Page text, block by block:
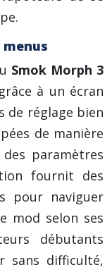
Smok Morph 3
à un écran
de réglage bien
de manière
paramètres
fournit des
pour naviguer
mod selon ses
débutants
sans difficulté,